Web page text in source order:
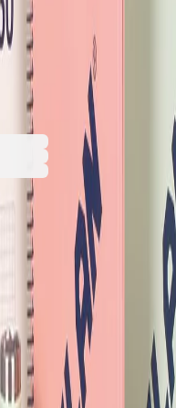
80
31.08.2026 00:00ч